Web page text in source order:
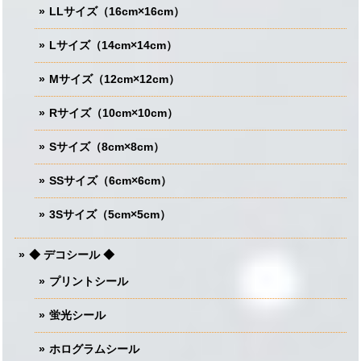
LLサイズ（16cm×16cm）
Lサイズ（14cm×14cm）
Mサイズ（12cm×12cm）
Rサイズ（10cm×10cm）
Sサイズ（8cm×8cm）
SSサイズ（6cm×6cm）
3Sサイズ（5cm×5cm）
◆ デコシール ◆
プリントシール
蛍光シール
ホログラムシール